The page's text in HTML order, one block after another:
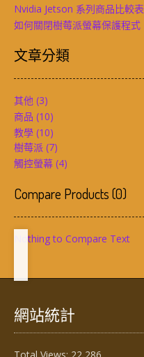
Nvidia Jetson 系列商品比較表
如何關閉樹莓派螢幕保護程式
文章分類
其他 (3)
商品 (10)
教學 (10)
樹莓派 (7)
觸控螢幕 (4)
Compare Products(0)
Nothing to Compare Text
網站統計
Total Views: 22,286